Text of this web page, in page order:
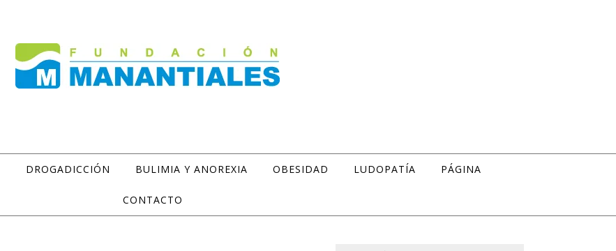
DROGADICCIÓN BULIMIA Y ANOREXIA OBESIDAD LUDOPATÍA PÁGINA
CONTACTO